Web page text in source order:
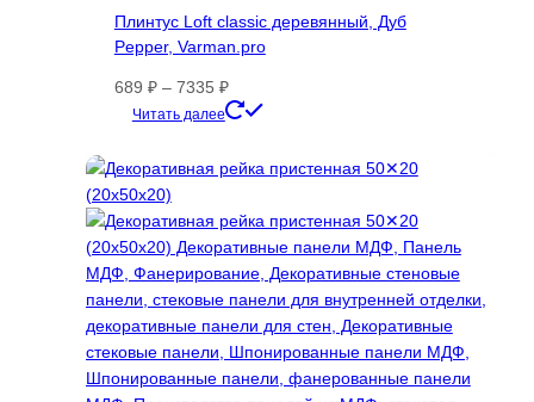
Плинтус Loft classic деревянный, Дуб
Pepper, Varman.pro
689 ₽ – 7335 ₽Диапазон
цен:
–
Читать далее
имеет
вариаций.
Опции
можно
выбрать
на
странице
товара.